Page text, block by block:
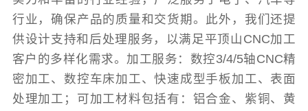
行业，确保产品的质量和交货期。此外，我们还提
供设计支持和后处理服务，以满足平顶山CNC加工
客户的多样化需求。加工服务：数控3/4/5轴CNC精
密加工、数控车床加工、快速成型手板加工、表面
处理加工；可加工材料包括有：铝合金、紫铜、黄